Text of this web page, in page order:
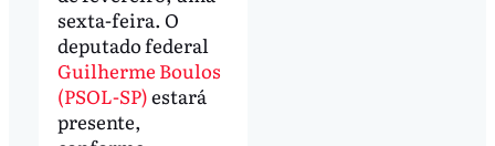
sexta-feira. O
deputado federal
Guilherme Boulos
(PSOL-SP)estará
presente,